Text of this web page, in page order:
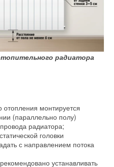
радиатора
отопления монтируется
(параллельно полу)
радиатора;
головки
с направлением потока
устанавливать
Royal Thermo
соединения
без сварки. Запатентованная
прочности Royal
защиту
10
возможные повреждения